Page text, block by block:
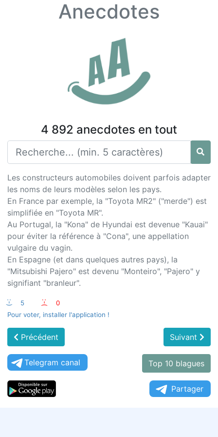
Anecdotes
4 892 anecdotes en tout
Les constructeurs automobiles doivent parfois adapter
les noms de leurs modèles selon les pays.
En France par exemple, la "Toyota MR2" ("merde") est
simplifiée en "Toyota MR".
Au Portugal, la "Kona" de Hyundai est devenue "Kauai"
pour éviter la référence à "Cona", une appellation
vulgaire du vagin.
En Espagne (et dans quelques autres pays), la
"Mitsubishi Pajero" est devenu "Monteiro", "Pajero" y
signifiant "branleur".
:-) 5 :-(
0
Pour voter, installer l'application !
Précédent Suivant
Telegram canal Top 10 blagues
Partager